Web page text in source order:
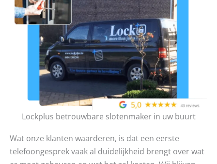
Lockplus betrouwbare slotenmaker in uw buurt
Wat onze klanten waarderen, is dat een eerste
telefoongesprek vaak al duidelijkheid brengt over wat